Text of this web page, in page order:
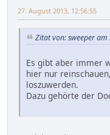
27. August 2013, 12:56:55
Zitat von: sweeper
Es gibt aber immer
hier nur
loszuwerden.
Dazu gehörte der